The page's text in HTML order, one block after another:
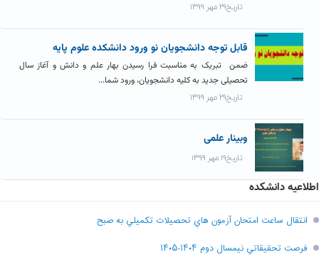
تاریخ۲۹ مهر ۱۳۹۹
قابل توجه دانشجویان نو ورود دانشکده علوم پایه
ضمن تبریک به مناسبت فرا رسیدن بهار علم و دانش و آغاز سال
تحصیلی جدید به کلیه دانشجویان، ورود شما...
تاریخ۲۹ مهر ۱۳۹۹
وبینار علمی
تاریخ۱۹ مهر ۱۳۹۹
اطلاعیه دانشکده
انتقال ساعت امتحان آزمون هاي تحصيلات تکميلي به صبح
فرصت تحقيقاتي نیمسال دوم ۱۴۰۴-۱۴۰۵